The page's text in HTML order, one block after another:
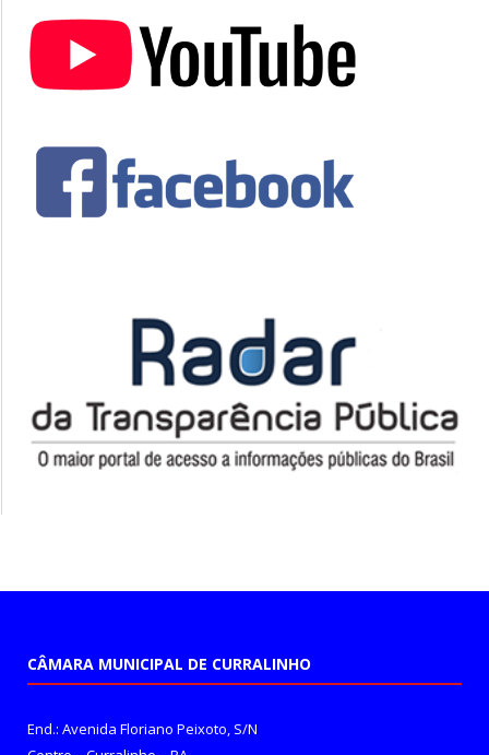
CÂMARA MUNICIPAL DE CURRALINHO
End.: Avenida Floriano Peixoto, S/N